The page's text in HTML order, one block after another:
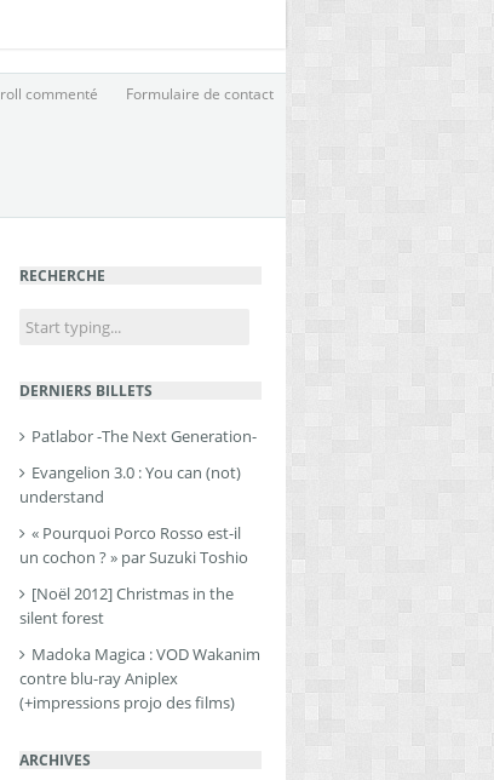
commenté Formulaire de contact
RECHERCHE
DERNIERS BILLETS
Patlabor -The Next Generation-
Evangelion 3.0 : You can (not)
understand
« Pourquoi Porco Rosso est-il
un cochon ? » par Suzuki Toshio
[Noël 2012] Christmas in the
silent forest
Madoka Magica : VOD Wakanim
contre blu-ray Aniplex
(+impressions projo des films)
ARCHIVES
Archives